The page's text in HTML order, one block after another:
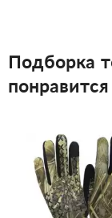
Подборка
понравится